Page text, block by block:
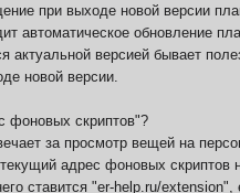
при выходе новой версии
автоматическое обновление
актуальной версией бывает
новой версии.
фоновых скриптов"?
за просмотр вещей на
адрес фоновых скриптов
ставится "er-help.ru/extension",